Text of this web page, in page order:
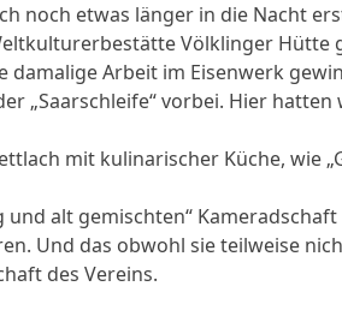
noch etwas länger in die Nacht
Völklinger Hütte
Arbeit im Eisenwerk
„Saarschleife“ vorbei. Hier
mit kulinarischer Küche, wie
alt gemischten“ Kameradschaft
Und das obwohl sie teilweise
des Vereins.